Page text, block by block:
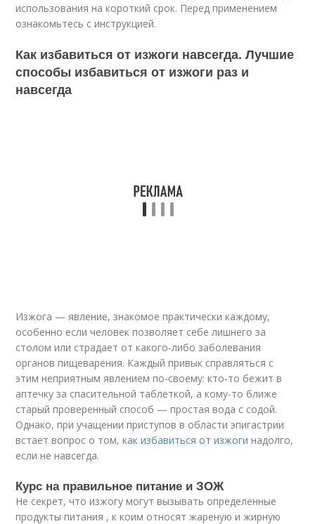
использования на короткий срок. Перед применением
ознакомьтесь с инструкцией.
Как избавиться от изжоги навсегда. Лучшие
способы избавиться от изжоги раз и
навсегда
Изжога — явление, знакомое практически каждому,
особенно если человек позволяет себе лишнего за
столом или страдает от какого-либо заболевания
органов пищеварения. Каждый привык справляться с
этим неприятным явлением по-своему: кто-то бежит в
аптечку за спасительной таблеткой, а кому-то ближе
старый проверенный способ — простая вода с содой.
Однако, при учащении приступов в области эпигастрии
встает вопрос о том,как избавиться от изжоги надолго,
если не навсегда.
Курс на правильное питание и ЗОЖ
Не секрет, что изжогу могут вызывать определенные
продукты питания , к коим относят жареную и жирную